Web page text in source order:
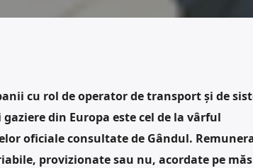
cu rol de operator de transport şi de
din Europa este cel de la vârful
oficiale consultate de Gândul.
provizionate sau nu, acordate pe